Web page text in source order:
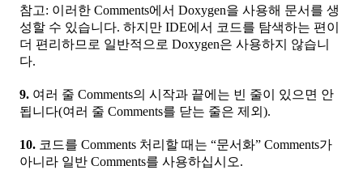
참고: 이러한 Comments에서 Doxygen을 사용해 문서를 생
성할 수 있습니다. 하지만 IDE에서 코드를 탐색하는 편이
더 편리하므로 일반적으로 Doxygen은 사용하지 않습니
다.
9. 여러 줄 Comments의 시작과 끝에는 빈 줄이 있으면 안
됩니다(여러 줄 Comments를 닫는 줄은 제외).
10. 코드를 Comments 처리할 때는 “문서화” Comments가
아니라 일반 Comments를 사용하십시오.